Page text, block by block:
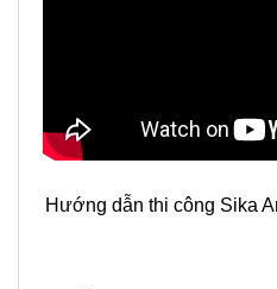
Hướng dẫn thi công Sika